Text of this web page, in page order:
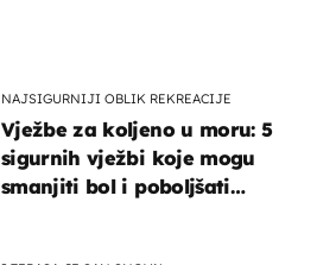
NAJSIGURNIJI OBLIK REKREACIJE
Vježbe za koljeno u moru: 5
sigurnih vježbi koje mogu
smanjiti bol i poboljšati